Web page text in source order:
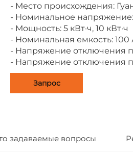
- Место происхождения:
- Номинальное напряжение:
- Мощность: 5 кВт·ч, 10 кВт·ч
- Номинальная емкость: 100
- Напряжение отключения
- Напряжение отключения
Запрос
задаваемые вопросы